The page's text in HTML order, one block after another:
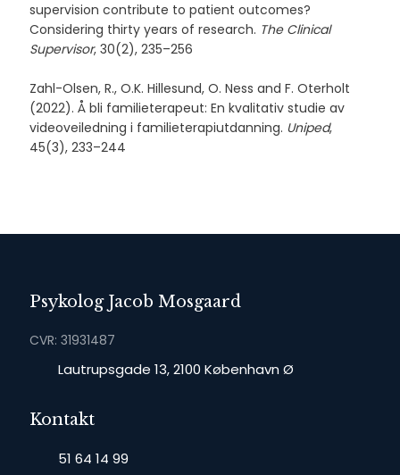
supervision contribute to patient outcomes?
Considering thirty years of research. The Clinical
Supervisor, 30(2), 235–256
Zahl-Olsen, R., O.K. Hillesund, O. Ness and F. Oterholt
(2022). Å bli familieterapeut: En kvalitativ studie av
videoveiledning i familieterapiutdanning. Uniped,
45(3), 233–244
Psykolog Jacob Mosgaard
CVR: 31931487
​Lautrupsgade 13, 2100 København Ø
Kontakt
51 64 14 99